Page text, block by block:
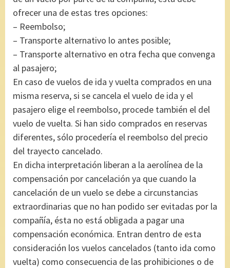
ofrecer una de estas tres opciones:
– Reembolso;
– Transporte alternativo lo antes posible;
– Transporte alternativo en otra fecha que convenga
al pasajero;
En caso de vuelos de ida y vuelta comprados en una
misma reserva, si se cancela el vuelo de ida y el
pasajero elige el reembolso, procede también el del
vuelo de vuelta. Si han sido comprados en reservas
diferentes, sólo procedería el reembolso del precio
del trayecto cancelado.
En dicha interpretación liberan a la aerolínea de la
compensación por cancelación ya que cuando la
cancelación de un vuelo se debe a circunstancias
extraordinarias que no han podido ser evitadas por la
compañía, ésta no está obligada a pagar una
compensación económica. Entran dentro de esta
consideración los vuelos cancelados (tanto ida como
vuelta) como consecuencia de las prohibiciones o de